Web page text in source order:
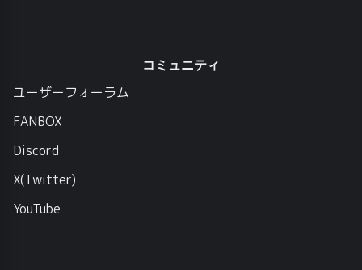
コミュニティ
ユーザーフォーラム
FANBOX
Discord
X(Twitter)
YouTube